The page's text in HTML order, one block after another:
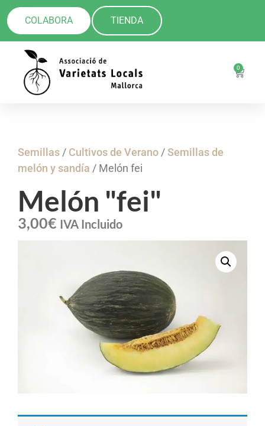
COLABORA TIENDA
0
Semillas / Cultivos de Verano /Semillas de
melón y sandía / Melón fei
Melón "fei"
3,00€ IVA Incluido